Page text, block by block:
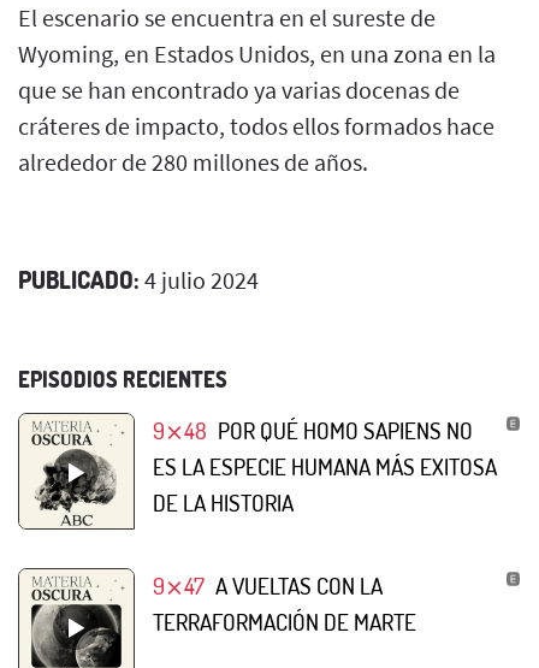
El escenario se encuentra en el sureste de
Wyoming, en Estados Unidos, en una zona en la
que se han encontrado ya varias docenas de
cráteres de impacto, todos ellos formados hace
alrededor de 280 millones de años.
PUBLICADO: 4 julio 2024
EPISODIOS RECIENTES
9⨯48 POR QUÉ HOMO SAPIENS NO
ES LA ESPECIE HUMANA MÁS EXITOSA
DE LA HISTORIA
9⨯47 A VUELTAS CON LA
TERRAFORMACIÓN DE MARTE